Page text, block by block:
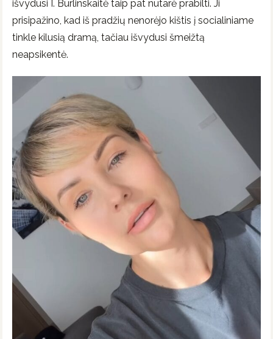
išvydusi I. Burlinskaitė taip pat nutarė prabilti. Ji
prisipažino, kad iš pradžių nenorėjo kištis į socialiniame
tinkle kilusią dramą, tačiau išvydusi šmeižtą
neapsikentė.